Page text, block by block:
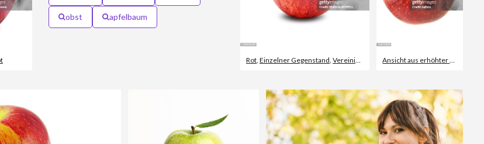
obst apfelbaum
Rot, Einzelner Gegenstand, Vereinigtes Königreich Ansicht aus erhöhter Perspektive